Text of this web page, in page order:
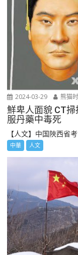
2024-03-29 熊猫
鮮卑人面貌 CT
服丹藥中毒死
【人文】中国陜西省
中華 人文